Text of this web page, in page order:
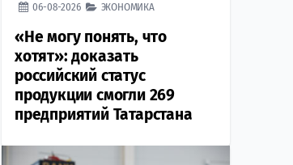
06-08-2026 ЭКОНОМИКА
«Не могу понять, что
хотят»: доказать
российский статус
продукции смогли 269
предприятий Татарстана